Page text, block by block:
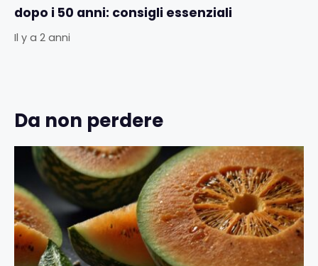
dopo i 50 anni: consigli essenziali
Il y a 2 anni
Da non perdere